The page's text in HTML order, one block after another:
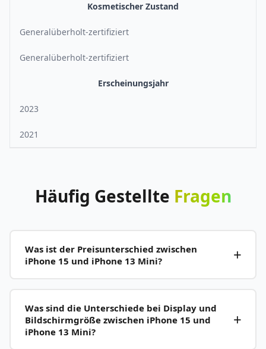
Kosmetischer Zustand
Generalüberholt-zertifiziert
Generalüberholt-zertifiziert
Erscheinungsjahr
2023
2021
Häufig Gestellte Fragen
Was ist der Preisunterschied zwischen
iPhone 15 und iPhone 13 Mini?
Was sind die Unterschiede bei Display und
Bildschirmgröße zwischen iPhone 15 und
iPhone 13 Mini?